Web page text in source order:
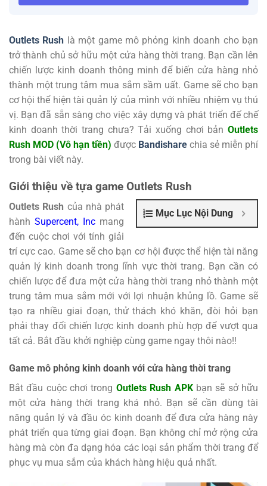
Outlets Rush là một game mô phỏng kinh doanh cho bạn
trở thành chủ sở hữu một cửa hàng thời trang. Bạn cần lên
chiến lược kinh doanh thông minh để biến cửa hàng nhỏ
thành một trung tâm mua sắm sầm uất. Game sẽ cho bạn
cơ hội thể hiện tài quản lý của mình với nhiều nhiệm vụ thú
vị. Bạn đã sẵn sàng cho việc xây dựng và phát triển đế chế
kinh doanh thời trang chưa? Tải xuống chơi bản Outlets
Rush MOD (Vô hạn tiền) được Bandishare chia sẻ miễn phí
trong bài viết này.
Giới thiệu về tựa game Outlets Rush
Mục Lục Nội Dung
Outlets Rush của nhà phát
hành Supercent, Inc mang
đến cuộc chơi với tính giải
trí cực cao. Game sẽ cho bạn cơ hội được thể hiện tài năng
quản lý kinh doanh trong lĩnh vực thời trang. Bạn cần có
chiến lược để đưa một cửa hàng thời trang nhỏ thành một
trung tâm mua sắm mới với lợi nhuận khủng lồ. Game sẽ
tạo ra nhiều giai đoạn, thử thách khó khăn, đòi hỏi bạn
phải thay đổi chiến lược kinh doanh phù hợp để vượt qua
tất cả. Bắt đầu khởi nghiệp cùng game ngay thôi nào!!
Game mô phỏng kinh doanh với cửa hàng thời trang
Bắt đầu cuộc chơi trong Outlets Rush APKbạn sẽ sở hữu
một cửa hàng thời trang khá nhỏ. Bạn sẽ cần dùng tài
năng quản lý và đầu óc kinh doanh để đưa cửa hàng này
phát triển qua từng giai đoạn. Bạn không chỉ mở rộng cửa
hàng mà còn đa dạng hóa các loại sản phẩm thời trang để
phục vụ mua sắm của khách hàng hiệu quả nhất.